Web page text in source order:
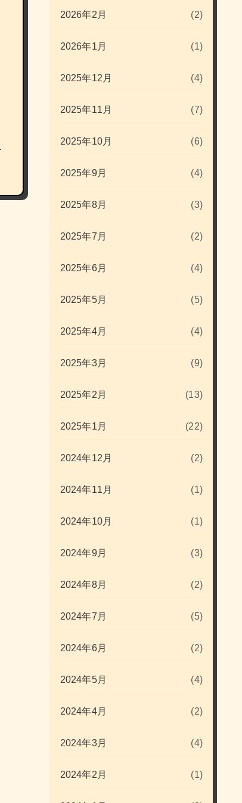
2026年2月 (2)
2026年1月 (1)
2025年12月 (4)
2025年11月 (7)
2025年10月 (6)
2025年9月 (4)
2025年8月 (3)
2025年7月 (2)
2025年6月 (4)
2025年5月 (5)
2025年4月 (4)
2025年3月 (9)
2025年2月 (13)
2025年1月 (22)
2024年12月 (2)
2024年11月 (1)
2024年10月 (1)
2024年9月 (3)
2024年8月 (2)
2024年7月 (5)
2024年6月 (2)
2024年5月 (4)
2024年4月 (2)
2024年3月 (4)
2024年2月 (1)